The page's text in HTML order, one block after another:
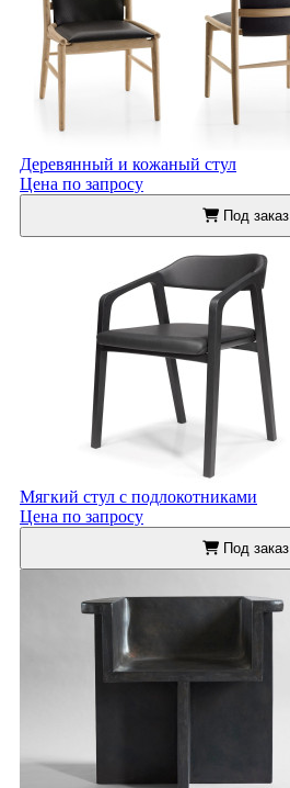
Деревянный и кожаный стул
Цена по запросу
Под заказ
Мягкий стул с подлокотниками
Цена по запросу
Под заказ